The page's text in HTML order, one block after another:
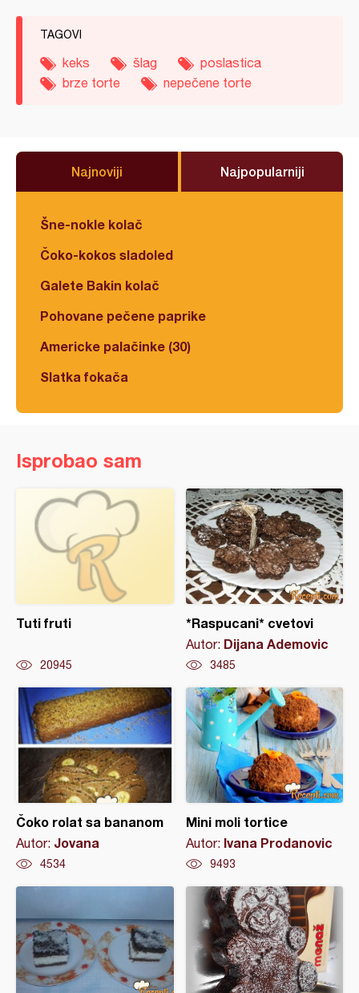
TAGOVI
keks šlag
poslastica
brze torte
nepečene torte
Najnoviji Najpopularniji
Šne-nokle kolač
Čoko-kokos sladoled
Galete Bakin kolač
Pohovane pečene paprike
Americke palačinke (30)
Slatka fokača
Isprobao sam
Tuti fruti
20945
*Raspucani* cvetovi
Autor: Dijana Ademovic
3485
Čoko rolat sa bananom
Autor: Jovana
4534
Mini moli tortice
Autor: Ivana Prodanovic
9493